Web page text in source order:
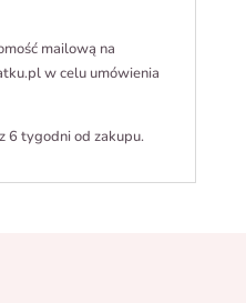
mailową na
w celu umówienia
6 tygodni od zakupu.